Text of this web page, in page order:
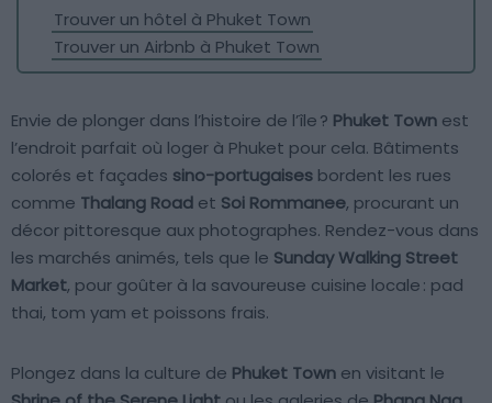
Trouver un hôtel à Phuket Town
Trouver un Airbnb à Phuket Town
Envie de plonger dans l’histoire de l’île ? Phuket Town est
l’endroit parfait où loger à Phuket pour cela. Bâtiments
colorés et façades sino-portugaises bordent les rues
comme Thalang Road et Soi Rommanee, procurant un
décor pittoresque aux photographes. Rendez-vous dans
les marchés animés, tels que le Sunday Walking Street
Market, pour goûter à la savoureuse cuisine locale : pad
thai, tom yam et poissons frais.
Plongez dans la culture de Phuket Town en visitant le